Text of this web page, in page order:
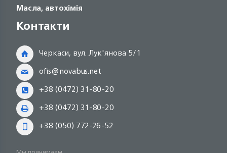
Масла, автохімія
Контакти
Черкаси, вул. Лук'янова 5/1
ofis@novabus.net
+38 (0472) 31-80-20
+38 (0472) 31-80-20
+38 (050) 772-26-52